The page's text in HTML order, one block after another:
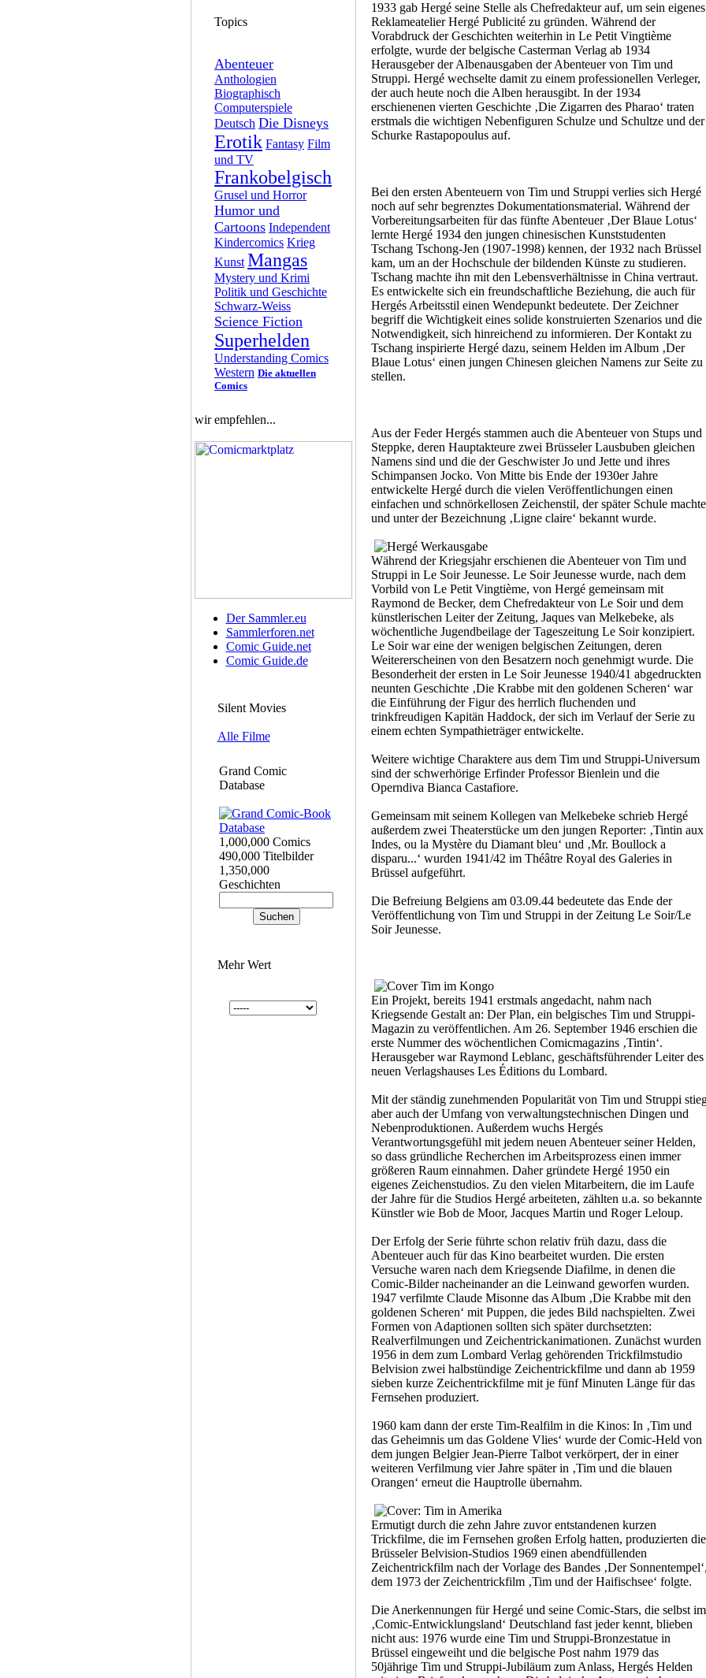
Topics
Abenteuer
Anthologien
Biographisch
Computerspiele
Deutsch Die Disneys
Erotik Fantasy Film
und TV
Frankobelgisch
Grusel und Horror
Humor und
Cartoons Independent
Kindercomics Krieg
Kunst Mangas
Mystery und Krimi
Politik und Geschichte
Schwarz-Weiss
Science Fiction
Superhelden
Understanding Comics
Western Die aktuellen
Comics
wir empfehlen...
Der Sammler.eu
Sammlerforen.net
Comic Guide.net
Comic Guide.de
Silent Movies
Alle Filme
Grand Comic
Database
1,000,000 Comics
490,000 Titelbilder
1,350,000
Geschichten
Mehr Wert
1933 gab Hergé seine Stelle als Chefredakteur auf, um sein eigenes
Reklameatelier Hergé Publicité zu gründen. Während der
Vorabdruck der Geschichten weiterhin in Le Petit Vingtième
erfolgte, wurde der belgische Casterman Verlag ab 1934
Herausgeber der Albenausgaben der Abenteuer von Tim und
Struppi. Hergé wechselte damit zu einem professionellen Verleger,
der auch heute noch die Alben herausgibt. In der 1934
erschienenen vierten Geschichte ‚Die Zigarren des Pharao‘ traten
erstmals die wichtigen Nebenfiguren Schulze und Schultze und der
Schurke Rastapopoulus auf.
Bei den ersten Abenteuern von Tim und Struppi verlies sich Hergé
noch auf sehr begrenztes Dokumentationsmaterial. Während der
Vorbereitungsarbeiten für das fünfte Abenteuer ‚Der Blaue Lotus‘
lernte Hergé 1934 den jungen chinesischen Kunststudenten
Tschang Tschong-Jen (1907-1998) kennen, der 1932 nach Brüssel
kam, um an der Hochschule der bildenden Künste zu studieren.
Tschang machte ihn mit den Lebensverhältnisse in China vertraut.
Es entwickelte sich ein freundschaftliche Beziehung, die auch für
Hergés Arbeitsstil einen Wendepunkt bedeutete. Der Zeichner
begriff die Wichtigkeit eines solide konstruierten Szenarios und die
Notwendigkeit, sich hinreichend zu informieren. Der Kontakt zu
Tschang inspirierte Hergé dazu, seinem Helden im Album ‚Der
Blaue Lotus‘ einen jungen Chinesen gleichen Namens zur Seite zu
stellen.
Aus der Feder Hergés stammen auch die Abenteuer von Stups und
Steppke, deren Hauptakteure zwei Brüsseler Lausbuben gleichen
Namens sind und die der Geschwister Jo und Jette und ihres
Schimpansen Jocko. Von Mitte bis Ende der 1930er Jahre
entwickelte Hergé durch die vielen Veröffentlichungen einen
einfachen und schnörkellosen Zeichenstil, der später Schule machte
und unter der Bezeichnung ‚Ligne claire‘ bekannt wurde.
Während der Kriegsjahr erschienen die Abenteuer von Tim und
Struppi in Le Soir Jeunesse. Le Soir Jeunesse wurde, nach dem
Vorbild von Le Petit Vingtième, von Hergé gemeinsam mit
Raymond de Becker, dem Chefredakteur von Le Soir und dem
künstlerischen Leiter der Zeitung, Jaques van Melkebeke, als
wöchentliche Jugendbeilage der Tageszeitung Le Soir konzipiert.
Le Soir war eine der wenigen belgischen Zeitungen, deren
Weitererscheinen von den Besatzern noch genehmigt wurde. Die
Besonderheit der ersten in Le Soir Jeunesse 1940/41 abgedruckten
neunten Geschichte ‚Die Krabbe mit den goldenen Scheren‘ war
die Einführung der Figur des herrlich fluchenden und
trinkfreudigen Kapitän Haddock, der sich im Verlauf der Serie zu
einem echten Sympathieträger entwickelte.
Weitere wichtige Charaktere aus dem Tim und Struppi-Universum
sind der schwerhörige Erfinder Professor Bienlein und die
Operndiva Bianca Castafiore.
Gemeinsam mit seinem Kollegen van Melkebeke schrieb Hergé
außerdem zwei Theaterstücke um den jungen Reporter: ‚Tintin aux
Indes, ou la Mystère du Diamant bleu‘ und ‚Mr. Boullock a
disparu...‘ wurden 1941/42 im Théâtre Royal des Galeries in
Brüssel aufgeführt.
Die Befreiung Belgiens am 03.09.44 bedeutete das Ende der
Veröffentlichung von Tim und Struppi in der Zeitung Le Soir/Le
Soir Jeunesse.
Ein Projekt, bereits 1941 erstmals angedacht, nahm nach
Kriegsende Gestalt an: Der Plan, ein belgisches Tim und Struppi-
Magazin zu veröffentlichen. Am 26. September 1946 erschien die
erste Nummer des wöchentlichen Comicmagazins ‚Tintin‘.
Herausgeber war Raymond Leblanc, geschäftsführender Leiter des
neuen Verlagshauses Les Éditions du Lombard.
Mit der ständig zunehmenden Popularität von Tim und Struppi
aber auch der Umfang von verwaltungstechnischen Dingen und
Nebenproduktionen. Außerdem wuchs Hergés
Verantwortungsgefühl mit jedem neuen Abenteuer seiner Helden,
so dass gründliche Recherchen im Arbeitsprozess einen immer
größeren Raum einnahmen. Daher gründete Hergé 1950 ein
eigenes Zeichenstudios. Zu den vielen Mitarbeitern, die im Laufe
der Jahre für die Studios Hergé arbeiteten, zählten u.a. so bekannte
Künstler wie Bob de Moor, Jacques Martin und Roger Leloup.
Der Erfolg der Serie führte schon relativ früh dazu, dass die
Abenteuer auch für das Kino bearbeitet wurden. Die ersten
Versuche waren nach dem Kriegsende Diafilme, in denen die
Comic-Bilder nacheinander an die Leinwand geworfen wurden.
1947 verfilmte Claude Misonne das Album ‚Die Krabbe mit den
goldenen Scheren‘ mit Puppen, die jedes Bild nachspielten. Zwei
Formen von Adaptionen sollten sich später durchsetzten:
Realverfilmungen und Zeichentrickanimationen. Zunächst wurden
1956 in dem zum Lombard Verlag gehörenden Trickfilmstudio
Belvision zwei halbstündige Zeichentrickfilme und dann ab 1959
sieben kurze Zeichentrickfilme mit je fünf Minuten Länge für das
Fernsehen produziert.
1960 kam dann der erste Tim-Realfilm in die Kinos: In ‚Tim und
das Geheimnis um das Goldene Vlies‘ wurde der Comic-Held von
dem jungen Belgier Jean-Pierre Talbot verkörpert, der in einer
weiteren Verfilmung vier Jahre später in ‚Tim und die blauen
Orangen‘ erneut die Hauptrolle übernahm.
Ermutigt durch die zehn Jahre zuvor entstandenen kurzen
Trickfilme, die im Fernsehen großen Erfolg hatten, produzierten die
Brüsseler Belvision-Studios 1969 einen abendfüllenden
Zeichentrickfilm nach der Vorlage des Bandes ‚Der
dem 1973 der Zeichentrickfilm ‚Tim und der Haifischsee‘ folgte.
Die Anerkennungen für Hergé und seine Comic-Stars, die selbst im
‚Comic-Entwicklungsland‘ Deutschland fast jeder kennt, blieben
nicht aus: 1976 wurde eine Tim und Struppi-Bronzestatue in
Brüssel eingeweiht und die belgische Post nahm 1979 das
50jährige Tim und Struppi-Jubiläum zum Anlass, Hergés Helden